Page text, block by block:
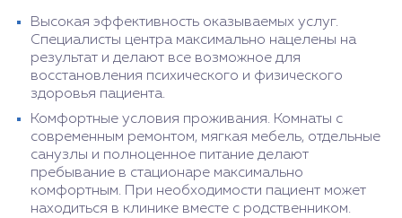
Высокая эффективность оказываемых услуг.
Специалисты центра максимально нацелены на
результат и делают все возможное для
восстановления психического и физического
здоровья пациента.
Комфортные условия проживания. Комнаты с
современным ремонтом, мягкая мебель, отдельные
санузлы и полноценное питание делают
пребывание в стационаре максимально
комфортным. При необходимости пациент может
находиться в клинике вместе с родственником.